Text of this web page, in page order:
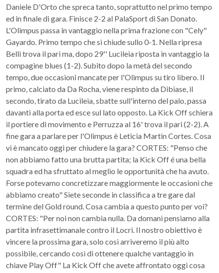
Daniele D'Orto che spreca tanto, soprattutto nel primo tempo
ed in finale di gara. Finisce 2-2 al PalaSport di San Donato.
L'Olimpus passa in vantaggio nella prima frazione con "Cely"
Gayardo. Primo tempo che si chiude sullo 0-1. Nella ripresa
Belli trova il pari ma, dopo 29'' Lucileia riposta in vantaggio la
compagine blues (1-2). Subito dopo la metà del secondo
tempo, due occasioni mancate per l'Olimpus su tiro libero. Il
primo, calciato da Da Rocha, viene respinto da Dibiase, il
secondo, tirato da Lucileia, sbatte sull'interno del palo, passa
davanti alla porta ed esce sul lato opposto. La Kick Off schiera
il portiere di movimento e Perruzza al 16' trova il pari (2-2). A
fine gara a parlare per l'Olimpus è Leticia Martin Cortes. Cosa
vi è mancato oggi per chiudere la gara? CORTES: "Penso che
non abbiamo fatto una brutta partita; la Kick Off é una bella
squadra ed ha sfruttato al meglio le opportunità che ha avuto.
Forse potevamo concretizzare maggiormente le occasioni che
abbiamo creato" Siete seconde in classifica a tre gare dal
termine del Gold round. Cosa cambia a questo punto per voi?
CORTES: "Per noi non cambia nulla. Da domani pensiamo alla
partita infrasettimanale contro il Locri. Il nostro obiettivo è
vincere la prossima gara, solo così arriveremo il più alto
possibile, cercando così di ottenere qualche vantaggio in
chiave Play Off" La Kick Off che avete affrontato oggi cosa